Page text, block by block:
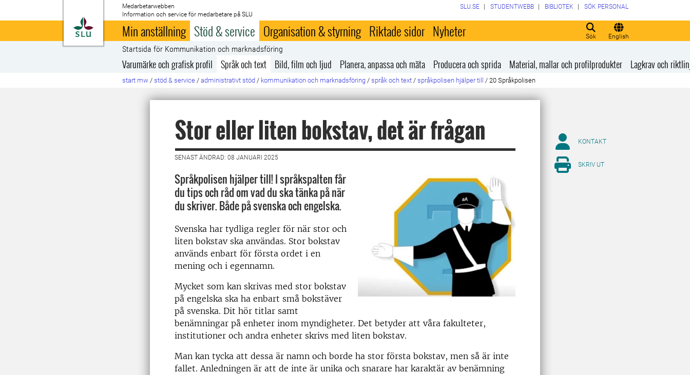
Till startsida
Medarbetarwebben
Information och service för medarbetare på SLU
Sök English
SLU.SE STUDENTWEBB BIBLIOTEK SÖK PERSONAL
Min anställning Stöd & service Organisation & styrning Riktade sidor Nyheter
Startsida för Kommunikation och marknadsföring
Varumärke och grafisk profil Språk och text Bild, film och ljud Planera, anpassa och mäta Producera och sprida Material, mallar och profilprodukter Lagkrav och
start mw / stöd & service / administrativt stöd / kommunikation och marknadsföring / språk och text / språkpolisen hjälper till / 20 Språkpolisen
Stor eller liten bokstav, det är frågan
SENAST ÄNDRAD: 08 JANUARI 2025
Språkpolisen hjälper till! I språkspalten får
du tips och råd om vad du ska tänka på när
du skriver. Både på svenska och engelska.
Svenska har tydliga regler för när stor och
liten bokstav ska användas. Stor bokstav
används enbart för första ordet i en
mening och i egennamn.
Mycket som kan skrivas med stor bokstav
på engelska ska ha enbart små bokstäver
på svenska. Dit hör titlar samt
benämningar på enheter inom myndigheter. Det betyder att våra fakulteter,
institutioner och andra enheter skrivs med liten bokstav.
Man kan tycka att dessa är namn och borde ha stor första bokstav, men så är inte
fallet. Anledningen är att de inte är unika och snarare har karaktär av benämning
KONTAKT
SKRIV UT